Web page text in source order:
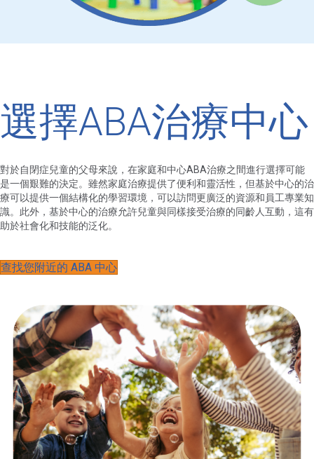
選擇ABA治療中心
對於自閉症兒童的父母來說，在家庭和中心ABA治療之間進行選擇可能
是一個艱難的決定。雖然家庭治療提供了便利和靈活性，但基於中心的治
療可以提供一個結構化的學習環境，可以訪問更廣泛的資源和員工專業知
識。此外，基於中心的治療允許兒童與同樣接受治療的同齡人互動，這有
助於社會化和技能的泛化。
查找您附近的 ABA 中心